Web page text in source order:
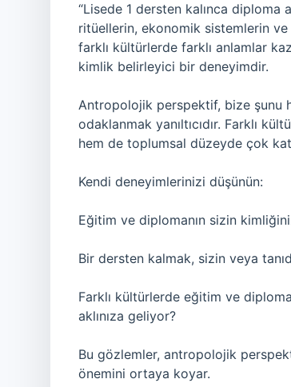
“Lisede 1 dersten kalınca diploma
ritüellerin, ekonomik sistemlerin
farklı kültürlerde farklı anlamlar
kimlik belirleyici bir deneyimdir.
Antropolojik perspektif, bize şunu
odaklanmak yanıltıcıdır. Farklı
hem de toplumsal düzeyde çok
Kendi deneyimlerinizi düşünün:
Eğitim ve diplomanın sizin
Bir dersten kalmak, sizin veya
Farklı kültürlerde eğitim ve
aklınıza geliyor?
Bu gözlemler, antropolojik
önemini ortaya koyar.